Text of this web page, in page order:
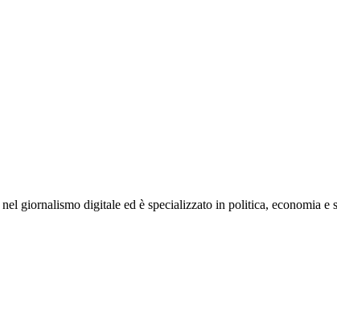
giornalismo digitale ed è specializzato in politica, economia